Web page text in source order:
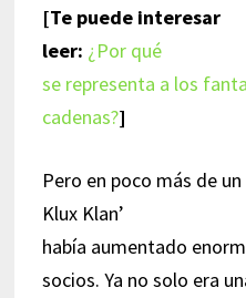
[Te puede interesar
leer: ¿Por qué
se representa a los
cadenas?]
Pero en poco más de
Klux Klan’
había aumentado
socios. Ya no solo era